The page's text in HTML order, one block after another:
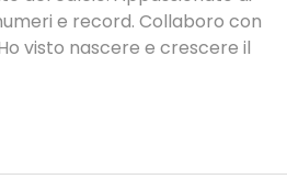
e record. Collaboro con
visto nascere e crescere il